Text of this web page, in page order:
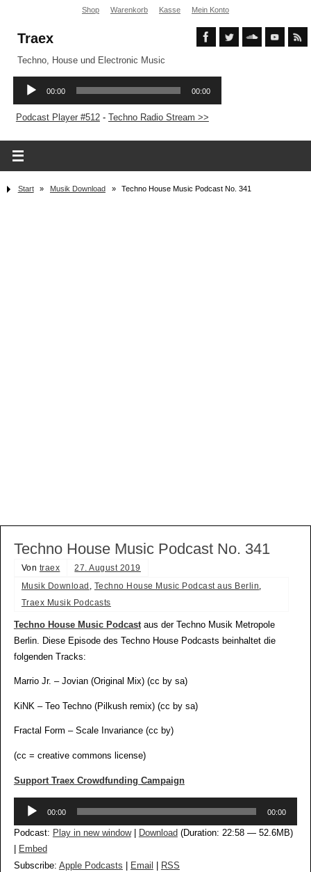
Shop Warenkorb Kasse Mein Konto
Traex
Techno, House und Electronic Music
Podcast Player #512- Techno Radio Stream >>
Start » Musik Download » Techno House Music Podcast No. 341
Techno House Music Podcast No. 341
Von traex
27. August 2019
Musik Download
Techno House Music Podcast aus Berlin
Traex Musik Podcasts
Techno House Music Podcastaus der Techno Musik Metropole
Berlin. Diese Episode des Techno House Podcasts beinhaltet die
folgenden Tracks:
Marrio Jr. – Jovian (Original Mix) (cc by sa)
KiNK – Teo Techno (Pilkush remix) (cc by sa)
Fractal Form – Scale Invariance (cc by)
(cc = creative commons license)
Support Traex Crowdfunding Campaign
Audio-
00:00 00:00
Podcast: Play in new window| Download (Duration: 22:58 — 52.6MB)
Embed
Subscribe: Apple Podcasts Email RSS